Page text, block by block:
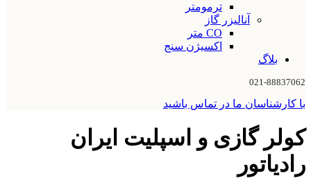
ترمومتر
آنالیزر گاز
CO متر
اکسیژن سنج
بلاگ
021-88837062
با کارشناسان ما در تماس باشید
کولر گازی و اسپلیت ایران
رادیاتور